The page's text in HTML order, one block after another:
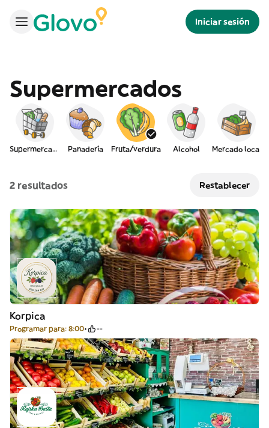
Iniciar sesión
Supermercados
Supermercado Panadería Fruta/verdura Alcohol Mercado local
2 resultados Restablecer
Korpica
Programar para: 8:00 --